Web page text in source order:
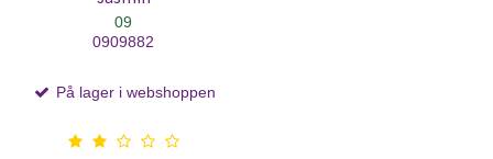
09
0909882
På lager i webshoppen